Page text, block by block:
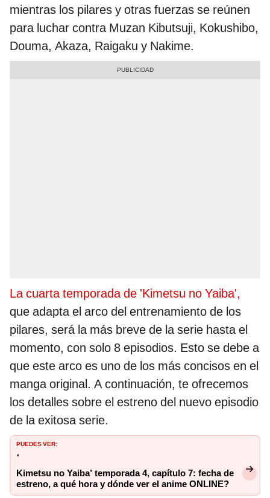
mientras los pilares y otras fuerzas se reúnen
para luchar contra Muzan Kibutsuji, Kokushibo,
Douma, Akaza, Raigaku y Nakime.
La cuarta temporada de 'Kimetsu no Yaiba',
que adapta el arco del entrenamiento de los
pilares, será la más breve de la serie hasta el
momento, con solo 8 episodios. Esto se debe a
que este arco es uno de los más concisos en el
manga original. A continuación, te ofrecemos
los detalles sobre el estreno del nuevo episodio
de la exitosa serie.
PUEDES VER:
‘
Kimetsu no Yaiba’ temporada 4, capítulo 7: fecha de
estreno, a qué hora y dónde ver el anime ONLINE?